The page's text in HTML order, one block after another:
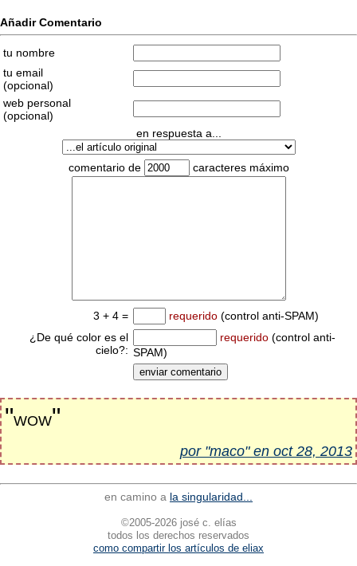
Añadir Comentario
tu nombre
tu email
(opcional)
web personal
(opcional)
en respuesta a...
comentario de caracteres máximo
3 + 4 = requerido (control anti-SPAM)
¿De qué color es el
cielo?:
requerido (control anti-
SPAM)
"WOW"
por "maco" en oct 28, 2013
en camino a la singularidad...
©2005-2026 josé c. elías
todos los derechos reservados
como compartir los artículos de eliax